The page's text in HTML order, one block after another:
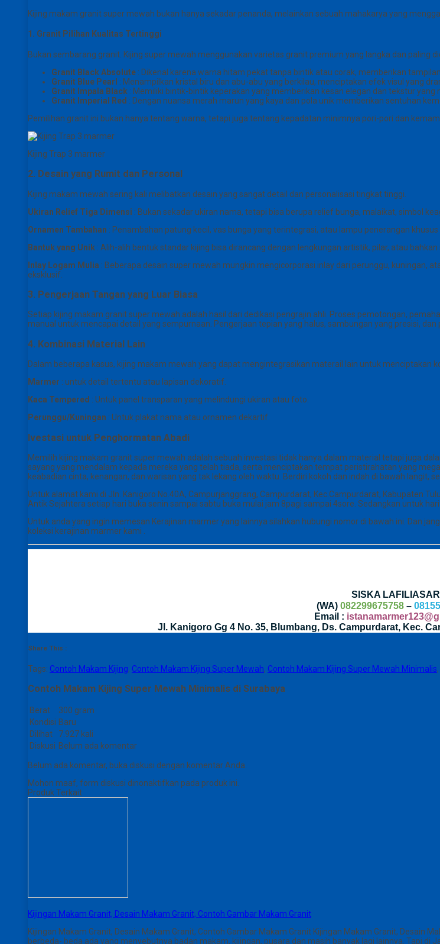
Kijing makam granit super mewah bukan hanya sekadar penanda, melainkan sebuah mahakarya yang
1. Granit Pilihan Kualitas Tertinggi
Bukan sembarang granit. Kijing super mewah menggunakan varietas granit premium yang langka dan paling
Granit Black Absolute : Dikenal karena warna hitam pekat tanpa bintik atau corak, memberikan
Granit Blue Pearl : Menampilkan kristal biru dan abu-abu yang berkilau, menciptakan efek visul yang
Granit Impala Black : Memiliki bintik-bintik keperakan yang memberikan kesan elegan dan tekstur yang
Granit Imperial Red : Dengan nuansa merah marun yang kaya dan pola unik memberikan sentuhan
Pemilihan granit ini bukan hanya tentang warna, tetapi juga tentang kepadatan minimnya pori-pori dan
Kijing Trap 3 marmer
2. Desain yang Rumit dan Personal
Kijing makam mewah sering kali melibatkan desain yang sangat detail dan personalisasi tingkat tinggi.
Ukiran Relief Tiga Dimensi : Bukan sekadar ukiran nama, tetapi bisa berupa relief bunga, malaikat, simbol
Ornamen Tambahan : Penambahan patung kecil, vas bunga yang terintegrasi, atau lampu penerangan
Bantuk yang Unik : Alih-alih bentuk standar kijing bisa dirancang dengan lengkungan artistik, pilar, atau
Inlay Logam Mulia : Beberapa desain super mewah mungkin mengicorporasi inlay dari perunggu,
eksklusif.
3. Pengerjaan Tangan yang Luar Biasa
Setiap kijing makam granit super mewah adalah hasil dari dedikasi pengrajin ahli. Proses pemotongan,
manual untuk mencapai detail yang sempurnaan. Pengerjaan tepian yang halus, sambungan yang presisi,
4. Kombinasi Material Lain
Dalam beberapa kasus, kijing makam mewah yang dapat mengintegrasikan materail lain untuk menciptakan
Marmer : untuk detail tertentu atau lapisan dekoratif.
Kaca Tempered : Untuk panel transparan yang melindungi ukiran atau foto.
Perunggu/Kuningan : Untuk plakat nama atau ornamen dekartif.
Ivestasi untuk Penghormatan Abadi
Memilih kijing makam granit super mewah adalah sebuah investasi tidak hanya dalam material tetapi juga
sayang yang mendalam kepada mereka yang telah tiada, serta menciptakan tempat peristirahatan yang
keabadian cinta, kenangan, dan warisan yang tak lekang oleh waktu. Berdiri kokoh dan indah di bawah langit,
Untuk alamat kami di Jln. Kanigoro No.40A, Campurjanggrang, Campurdarat, Kec.Campurdarat, Kabupaten
Antik Sejahtera setiap hari buka senin sampai sabtu buka mulai jam 8pagi sampai 4sore. Sedangkan untuk
Untuk anda yang ingin memesan Kerajinan marmer yang lainnya silahkan hubungi nomor di bawah ini. Dan
koleksi kerajinan marmer kami .
SISKA LAFILIASARI
(WA) 082299675758 –
Email :
Jl. Kanigoro Gg 4 No. 35, Blumbang, Ds. Campurdarat, Kec.
Share This :
Tags: Contoh Makam Kijing, Contoh Makam Kijing Super Mewah, Contoh Makam Kijing Super Mewah Minimalis,
Contoh Makam Kijing Super Mewah Minimalis di Surabaya
Berat
300 gram
Kondisi Baru
Dilihat
7.927 kali
Diskusi Belum ada komentar
Belum ada komentar, buka diskusi dengan komentar Anda.
Mohon maaf, form diskusi dinonaktifkan pada produk ini.
Produk Terkait
Kijingan Makam Granit, Desain Makam Granit, Contoh Gambar Makam Granit
Kijingan Makam Granit, Desain Makam Granit, Contoh Gambar Makam Granit Kijingan Makam Granit, Desain
berbeda- beda ada yang menyebutnya badan makam, kijingan, pusara dan masih banyak lagi lainnya. Tapi